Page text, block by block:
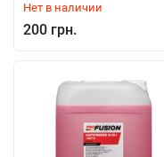
Нет в наличии
200 грн.